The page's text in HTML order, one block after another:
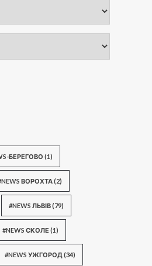
БЕРЕГОВО (1)
ВОРОХТА(2)
#NEWS ЛЬВІВ(79)
#NEWS СКОЛЕ (1)
#NEWS УЖГОРОД (34)